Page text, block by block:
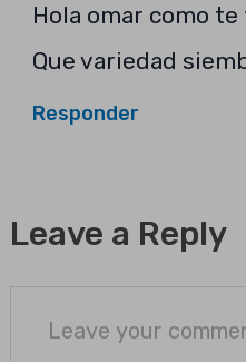
Hola omar como
Que variedad
Responder
Leave a Reply